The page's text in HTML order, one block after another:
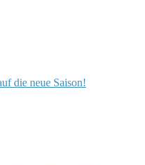
die neue Saison!